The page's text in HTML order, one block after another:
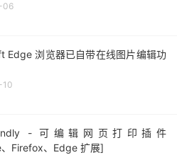
06
Edge 浏览器已自带在线图片编辑功
- 可编辑网页打印插件
Firefox、Edge 扩展]